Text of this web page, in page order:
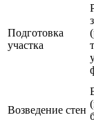
Подготовка
участка
Возведение стен